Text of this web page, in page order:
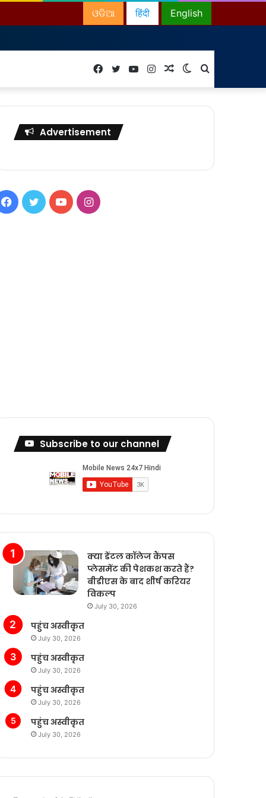
English
हिंदी
ଓଡିଆ
for
Switch
skin
Random
Article
Instagram
YouTube
Twitter
Facebook
Advertisement
Facebook
TwitterYouTubeInstagram
Subscribe to our channel
क्या डेंटल कॉलेज कैंपस
प्लेसमेंट की पेशकश करते हैं?
बीडीएस के बाद शीर्ष करियर
विकल्प
July 30, 2026
पहुंच अस्वीकृत
July 30, 2026
पहुंच अस्वीकृत
July 30, 2026
पहुंच अस्वीकृत
July 30, 2026
पहुंच अस्वीकृत
July 30, 2026